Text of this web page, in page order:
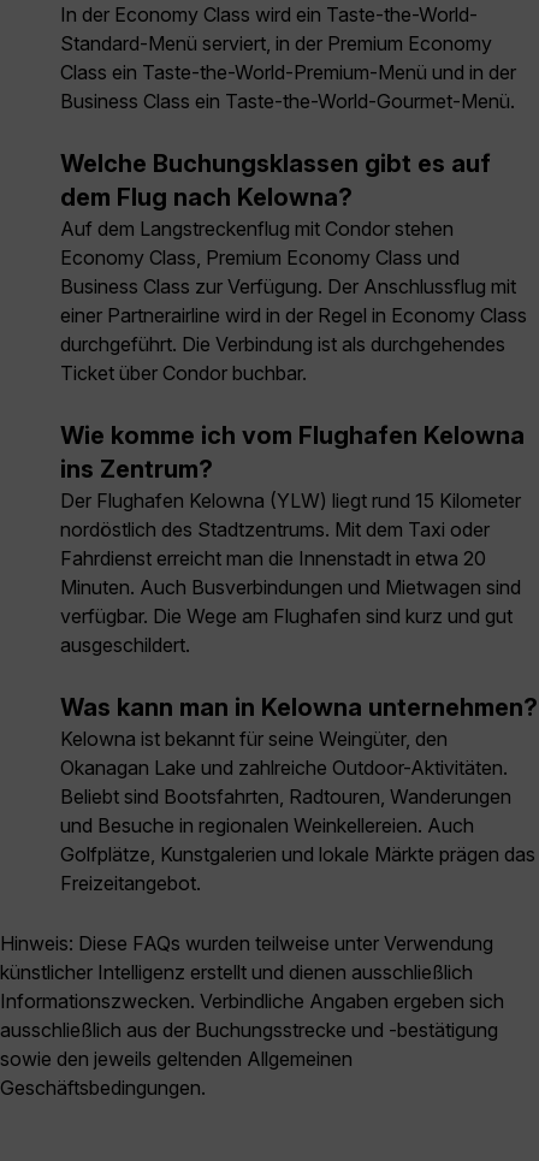
In der Economy Class wird ein Taste-the-World-
Standard-Menü serviert, in der Premium Economy
Class ein Taste-the-World-Premium-Menü und in der
Business Class ein Taste-the-World-Gourmet-Menü.
Welche Buchungsklassen gibt es auf
dem Flug nach Kelowna?
Auf dem Langstreckenflug mit Condor stehen
Economy Class, Premium Economy Class und
Business Class zur Verfügung. Der Anschlussflug mit
einer Partnerairline wird in der Regel in Economy Class
durchgeführt. Die Verbindung ist als durchgehendes
Ticket über Condor buchbar.
Wie komme ich vom Flughafen Kelowna
ins Zentrum?
Der Flughafen Kelowna (YLW) liegt rund 15 Kilometer
nordöstlich des Stadtzentrums. Mit dem Taxi oder
Fahrdienst erreicht man die Innenstadt in etwa 20
Minuten. Auch Busverbindungen und Mietwagen sind
verfügbar. Die Wege am Flughafen sind kurz und gut
ausgeschildert.
Was kann man in Kelowna unternehmen?
Kelowna ist bekannt für seine Weingüter, den
Okanagan Lake und zahlreiche Outdoor-Aktivitäten.
Beliebt sind Bootsfahrten, Radtouren, Wanderungen
und Besuche in regionalen Weinkellereien. Auch
Golfplätze, Kunstgalerien und lokale Märkte prägen das
Freizeitangebot.
Hinweis: Diese FAQs wurden teilweise unter Verwendung
künstlicher Intelligenz erstellt und dienen ausschließlich
Informationszwecken. Verbindliche Angaben ergeben sich
ausschließlich aus der Buchungsstrecke und -bestätigung
sowie den jeweils geltenden Allgemeinen
Geschäftsbedingungen.